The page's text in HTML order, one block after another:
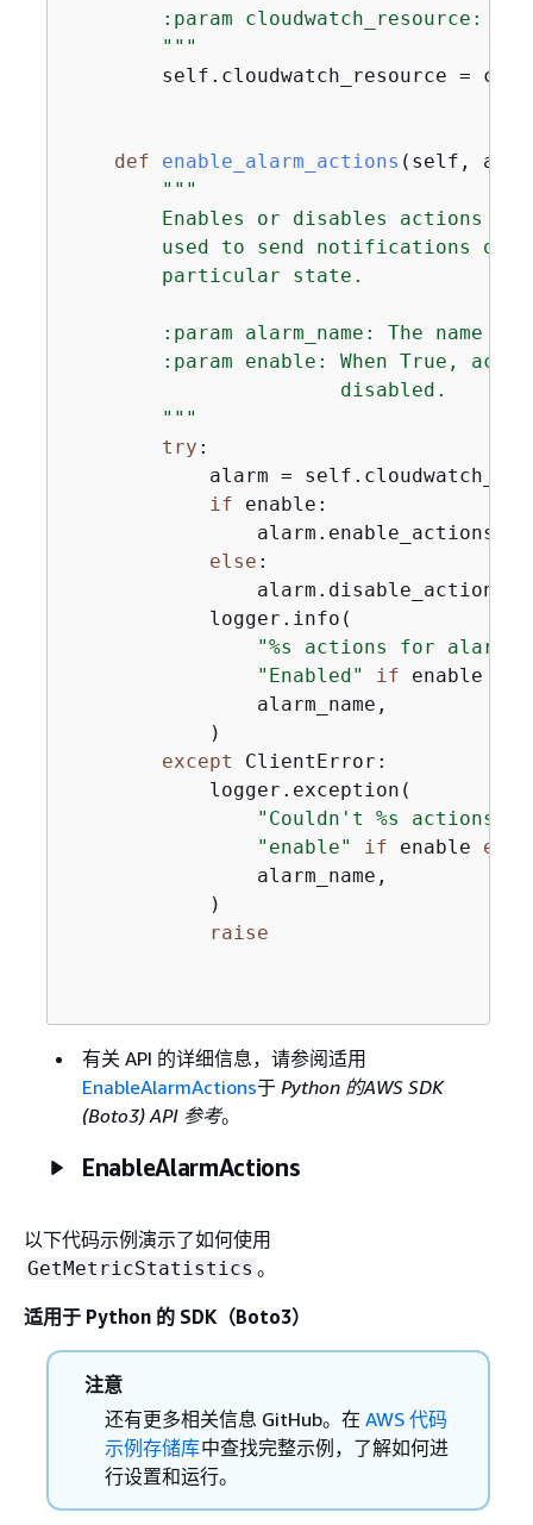
:param cloudwatch_resource: A
        """
self.cloudwatch_resource =
def enable_alarm_actions ( self,
"""
Enables or disables actions
used to send notifications or
        particular state.
:param alarm_name: The name of
:param enable: When True,
                       disabled.
        """
try :
alarm =
if enable:
                alarm.enable_actions()
else :
                alarm.disable_actions()
            logger.info(
"%s actions for alarm
"Enabled"
if enable
                alarm_name,
            )
except ClientError:
            logger.exception(
"Couldn't %s actions
"enable"
if enable else
                alarm_name,
            )
raise
有关 API 的详细信息，请参阅适用
EnableAlarmActions于 Python 的AWS SDK
(Boto3) API 参考。
EnableAlarmActions
以下代码示例演示了如何使用
GetMetricStatistics 。
适用于 Python 的 SDK（Boto3）
注意
还有更多相关信息 GitHub。在 AWS 代码
示例存储库中查找完整示例，了解如何进
行设置和运行。